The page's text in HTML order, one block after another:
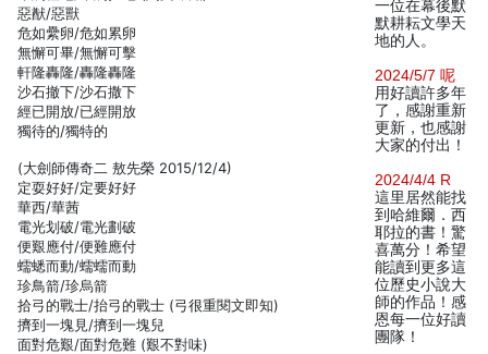
惡猷/惡獸
危如纍卵/危如累卵
無懈可畢/無懈可擊
軒隆轟隆/轟隆轟隆
沙石撤下/沙石撒下
經已開放/已經開放
獨待的/獨特的
(大劍師傳奇二 敖先榮 2015/12/4)
定耍好好/定要好好
華西/華茜
電光划破/電光劃破
便艱應付/便難應付
蠕蟋而動/蠕蠕而動
珍鳥箭/珍烏箭
拾弓的戰士/抬弓的戰士 (弓很重閱文即知)
擠到一塊見/擠到一塊兒
面對危艱/面對危難 (艱不對味)
一位在幕後默
默耕耘文學天
地的人。
2024/5/7 呢
用好讀許多年
了，感謝重新
更新，也感謝
大家的付出！
2024/4/4 R
這里居然能找
到哈維爾．西
耶拉的書！驚
喜萬分！希望
能讀到更多這
位歷史小說大
師的作品！感
恩每一位好讀
團隊！